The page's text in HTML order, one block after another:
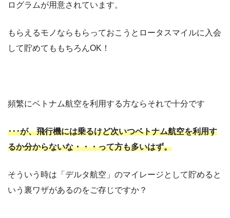
ログラムが用意されています。
もらえるモノならもらっておこうとロータスマイルに入会
して貯めてももちろんOK！
頻繁にベトナム航空を利用する方ならそれで十分です
･･･が、飛行機には乗るけど次いつベトナム航空を利用す
るか分からないな・・・って方も多いはず。
そういう時は「デルタ航空」のマイレージとして貯めると
いう裏ワザがあるのをご存じですか？